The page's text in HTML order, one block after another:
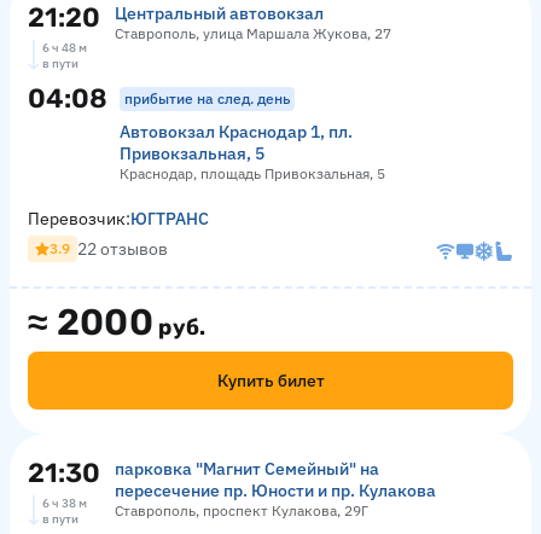
21:20 Центральный автовокзал
Ставрополь, улица Маршала Жукова, 27
6 ч 48 м
в пути
04:08 прибытие на след. день
Автовокзал Краснодар 1, пл.
Привокзальная, 5
Краснодар, площадь Привокзальная, 5
≈ 2000 руб.
Купить билет
Перевозчик:ЮГТРАНС
3.9 22 отзывов
21:30
парковка "Магнит Семейный" на
пересечение пр. Юности и пр. Кулакова
Ставрополь, проспект Кулакова, 29Г
6 ч 38 м
в пути